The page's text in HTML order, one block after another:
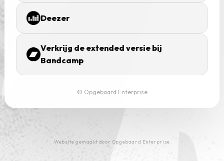
Deezer
Verkrijg de extended versie bij
Bandcamp
© Opgebaard Enterprise
Website gemaakt door Opgebaard Enterprise